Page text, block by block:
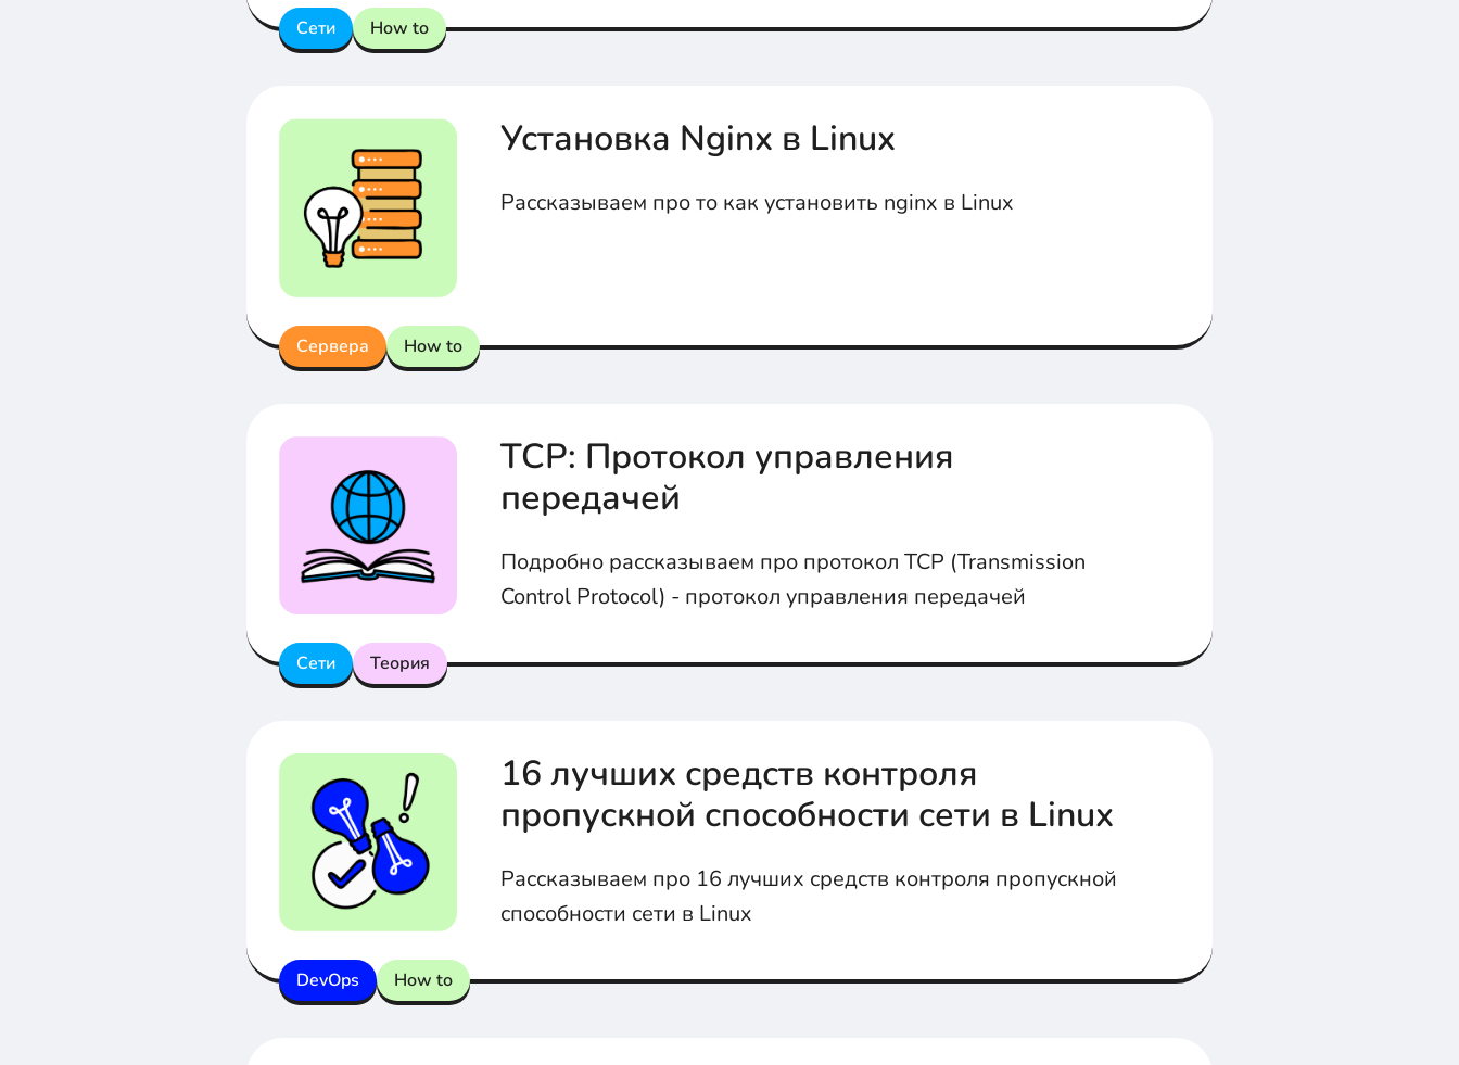
Сети How to
Сервера How to
Установка Nginx в Linux
Рассказываем про то как установить nginx в Linux
Сети Теория
TCP: Протокол управления
передачей
Подробно рассказываем про протокол TCP (Transmission
Control Protocol) - протокол управления передачей
DevOps How to
16 лучших средств контроля
пропускной способности сети в Linux
Рассказываем про 16 лучших средств контроля пропускной
способности сети в Linux